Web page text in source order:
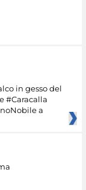
in gesso del
#Caracalla
a